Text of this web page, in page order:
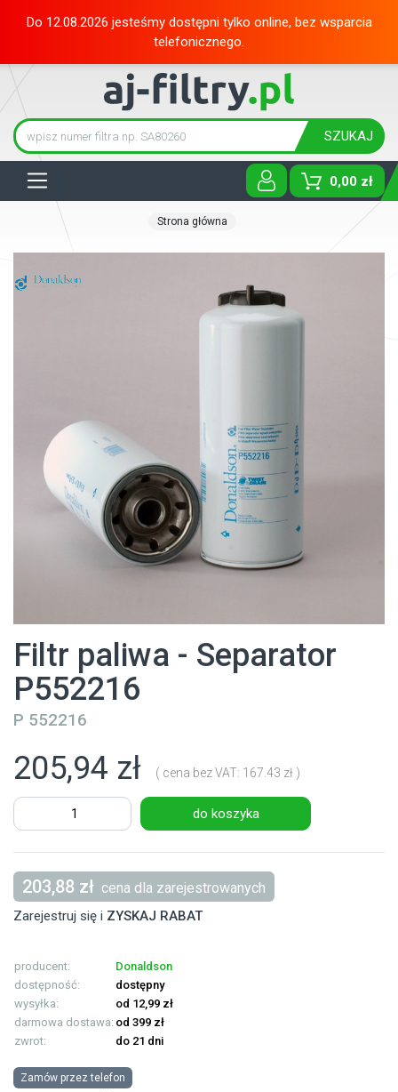
Do 12.08.2026 jesteśmy dostępni tylko online, bez wsparcia
telefonicznego.
SZUKAJ
0,00 zł
Strona główna
Filtr paliwa - Separator
P552216
P 552216
205,94 zł ( cena bez VAT: 167.43 zł )
do koszyka
203,88 zł cena dla zarejestrowanych
Zarejestruj się i ZYSKAJ RABAT
producent:
Donaldson
dostępność:
dostępny
wysyłka:
od 12,99 zł
darmowa dostawa: od 399 zł
zwrot:
do 21 dni
Zamów przez telefon